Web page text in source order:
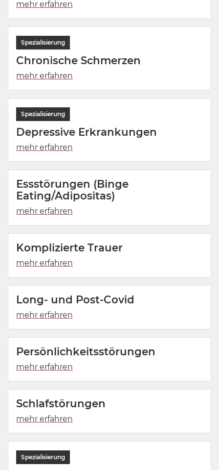
Chronische Schmerzen
Depressive Erkrankungen
Essstörungen (Binge
Eating/Adipositas)
Komplizierte Trauer
Long- und Post-Covid
Persönlichkeitsstörungen
Schlafstörungen